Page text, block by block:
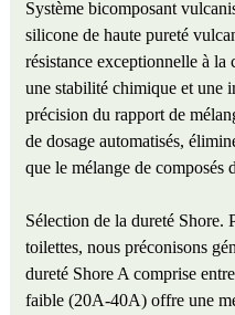
Système bicomposant
silicone de haute pureté
résistance exceptionnelle à
une stabilité chimique et une
précision du rapport de
de dosage automatisés,
que le mélange de composés
Sélection de la dureté Shore.
toilettes, nous préconisons
dureté Shore A comprise
faible (20A-40A) offre une